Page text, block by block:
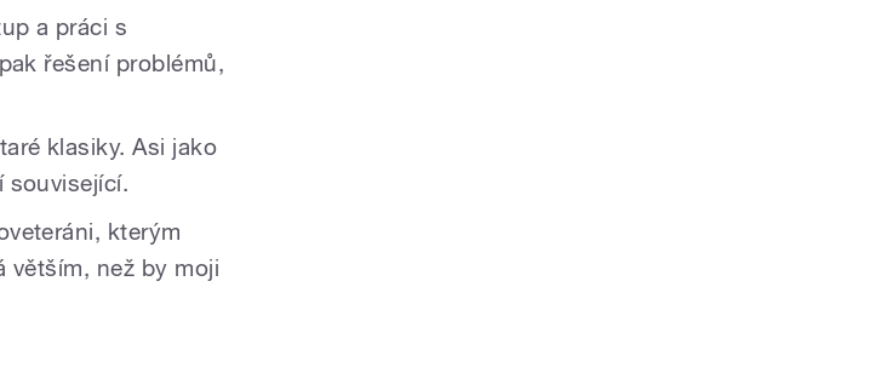
a práci s
řešení problémů,
klasiky. Asi jako
související.
kterým
větším, než by moji